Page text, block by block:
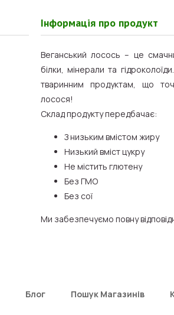
Iнформацiя про продукт
Веганський лосось – це
білки, мінерали та
тваринним продуктам, що
лосося!
Склад продукту передбачає:
З низьким вмістом жиру
Низький вміст цукру
Не містить глютену
Без ГМО
Без сої
Ми забезпечуємо повну
Блог Пошук Магазинів